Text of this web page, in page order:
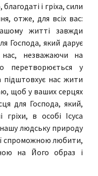
і гріха, сили
отже, для всіх вас:
житті завжди
Господа, який дарує
незважаючи на
перетворюється у
нас жити
щоб у ваших серцях
для Господа, який,
в особі Ісуса
людську природу
спроможною любити,
на Його образ і